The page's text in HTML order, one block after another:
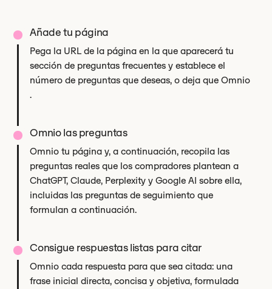
Añade tu página
Pega la URL de la página en la que aparecerá tu
sección de preguntas frecuentes y establece el
número de preguntas que deseas, o deja que Omnio
.
Omnio las preguntas
Omnio tu página y, a continuación, recopila las
preguntas reales que los compradores plantean a
ChatGPT, Claude, Perplexity y Google AI sobre ella,
incluidas las preguntas de seguimiento que
formulan a continuación.
Consigue respuestas listas para citar
Omnio cada respuesta para que sea citada: una
frase inicial directa, concisa y objetiva, formulada